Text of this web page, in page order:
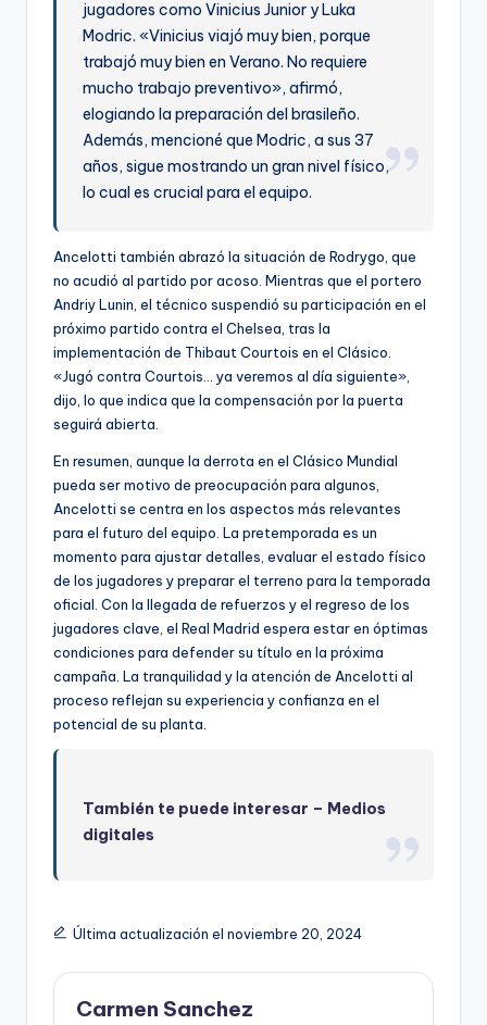
jugadores como Vinicius Junior y Luka
Modric. «Vinicius viajó muy bien, porque
trabajó muy bien en Verano. No requiere
mucho trabajo preventivo», afirmó,
elogiando la preparación del brasileño.
Además, mencioné que Modric, a sus 37
años, sigue mostrando un gran nivel físico,
lo cual es crucial para el equipo.
Ancelotti también abrazó la situación de Rodrygo, que
no acudió al partido por acoso. Mientras que el portero
Andriy Lunin, el técnico suspendió su participación en el
próximo partido contra el Chelsea, tras la
implementación de Thibaut Courtois en el Clásico.
«Jugó contra Courtois… ya veremos al día siguiente»,
dijo, lo que indica que la compensación por la puerta
seguirá abierta.
En resumen, aunque la derrota en el Clásico Mundial
pueda ser motivo de preocupación para algunos,
Ancelotti se centra en los aspectos más relevantes
para el futuro del equipo. La pretemporada es un
momento para ajustar detalles, evaluar el estado físico
de los jugadores y preparar el terreno para la temporada
oficial. Con la llegada de refuerzos y el regreso de los
jugadores clave, el Real Madrid espera estar en óptimas
condiciones para defender su título en la próxima
campaña. La tranquilidad y la atención de Ancelotti al
proceso reflejan su experiencia y confianza en el
potencial de su planta.
También te puede interesar – Medios
digitales
Última actualización el noviembre 20, 2024
Carmen Sanchez